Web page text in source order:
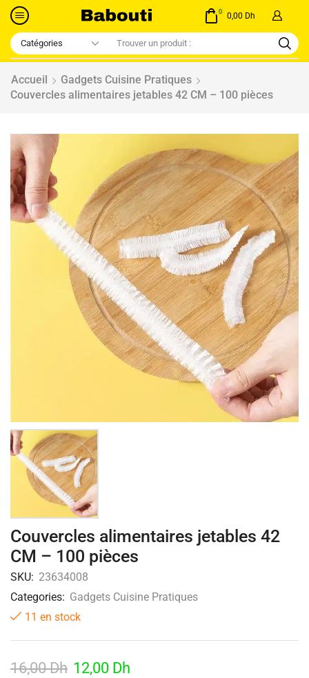
0 0,00 Dh
Accueil
Gadgets Cuisine Pratiques
Couvercles alimentaires jetables 42 CM – 100 pièces
Couvercles alimentaires jetables 42
CM – 100 pièces
SKU: 23634008
Categories: Gadgets Cuisine Pratiques
11 en stock
16,00Dh 12,00 Dh